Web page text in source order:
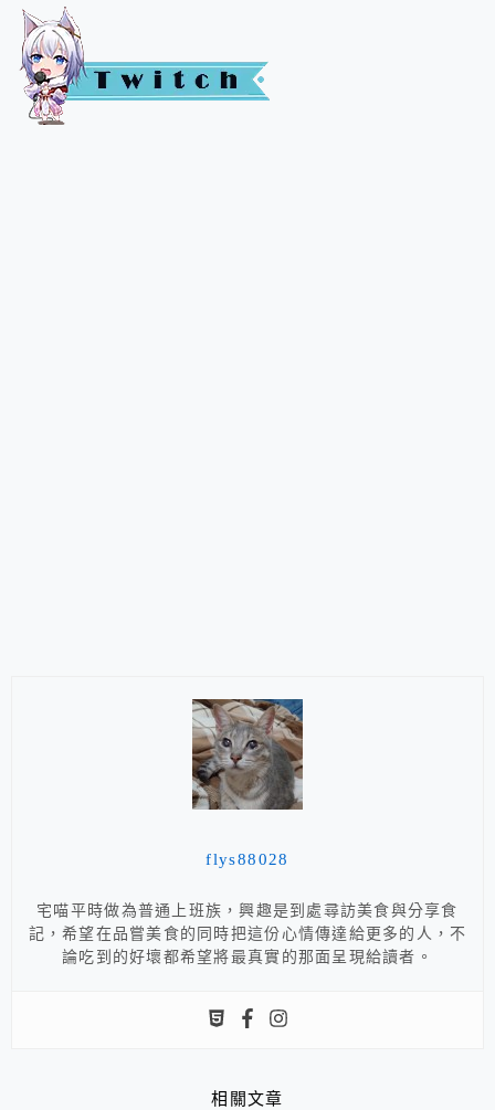
flys88028
宅喵平時做為普通上班族，興趣是到處尋訪美食與分享食
記，希望在品嘗美食的同時把這份心情傳達給更多的人，不
論吃到的好壞都希望將最真實的那面呈現給讀者。
相關文章